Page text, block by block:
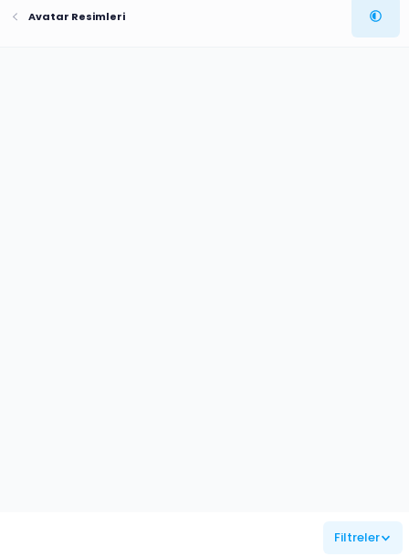
Avatar Resimleri
Filtreler